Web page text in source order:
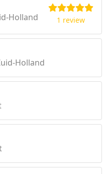
Holland
1 review
Holland